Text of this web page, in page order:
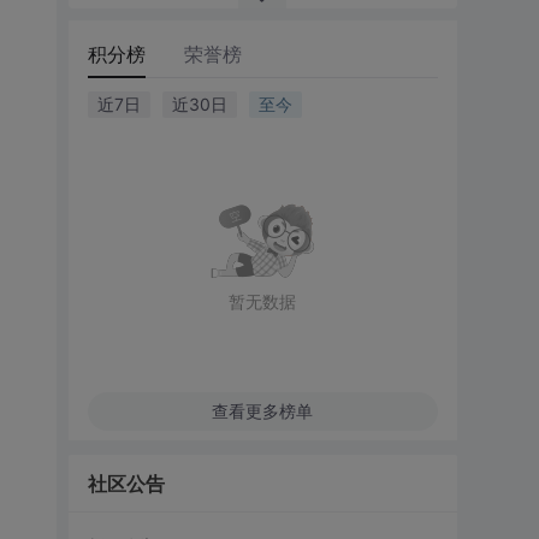
积分榜 荣誉榜
近7日 近30日 至今
暂无数据
查看更多榜单
社区公告